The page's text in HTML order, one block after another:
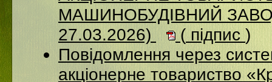
МАШИНОБУДІВНИЙ
27.03.2026)
( підпис )
Повідомлення через
акціонерне товариство